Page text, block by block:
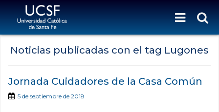
Noticias publicadas con el tag Lugones
Jornada Cuidadores de la Casa Común
5 de septiembre de 2018